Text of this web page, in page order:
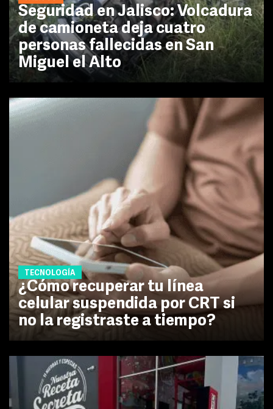
Seguridad en Jalisco: Volcadura
de camioneta deja cuatro
personas fallecidas en San
Miguel el Alto
TECNOLOGÍA
¿Cómo recuperar tu línea
celular suspendida por CRT si
no la registraste a tiempo?